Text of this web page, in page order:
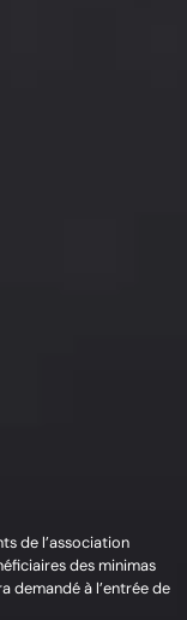
de l’association
des minimas
demandé à l’entrée de